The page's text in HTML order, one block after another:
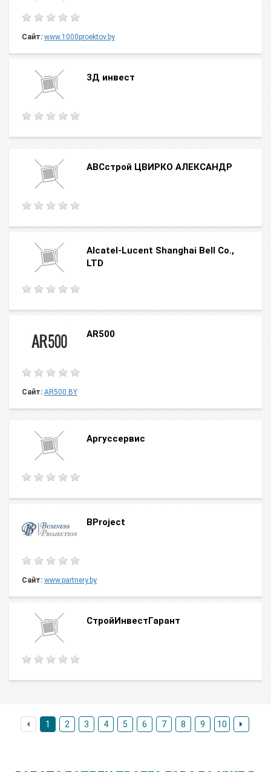
Сайт: www.1000proektov.by
3Д инвест
ABCстрой ЦВИРКО АЛЕКСАНДР
Alcatel-Lucent Shanghai Bell Co.,
LTD
AR500
Сайт: AR500.BY
Aргуссервис
BProject
Сайт: www.partnery.by
CтройИнвестГарант
1 2 3 4 5 6 7 8 9 10